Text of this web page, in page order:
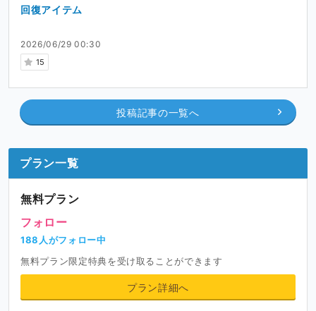
2026/06/29 00:30
15
回復アイテム
投稿記事の一覧へ
プラン一覧
無料プラン
フォロー
188人がフォロー中
無料プラン限定特典を受け取ることができます
プラン詳細へ